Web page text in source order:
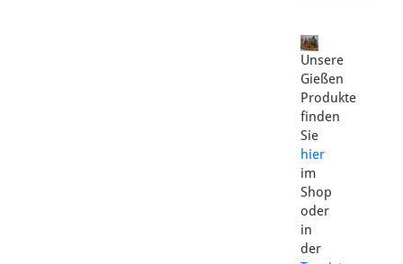
Unsere
Gießen
Produkte
finden
Sie
hier
im
Shop
oder
in
der